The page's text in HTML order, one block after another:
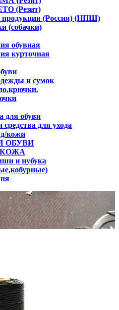
(Резит)
продукция (Россия) (НПШ)
(собачки)
обувная
курточная
и сумок
для обуви
для ухода
кожи
ОБУВИ
и нубука